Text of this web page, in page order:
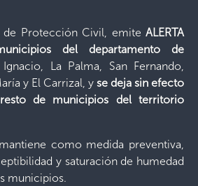
de Protección Civil, emite ALERTA
del departamento de
La Palma, San Fernando,
y El Carrizal, y se deja sin efecto
resto de municipios del territorio
como medida preventiva,
y saturación de humedad
municipios.